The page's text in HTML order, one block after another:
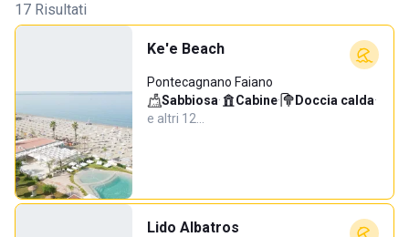
17 Risultati
Ke'e Beach
Pontecagnano Faiano
Sabbiosa· Cabine· Doccia calda·
e altri 12…
Lido Albatros